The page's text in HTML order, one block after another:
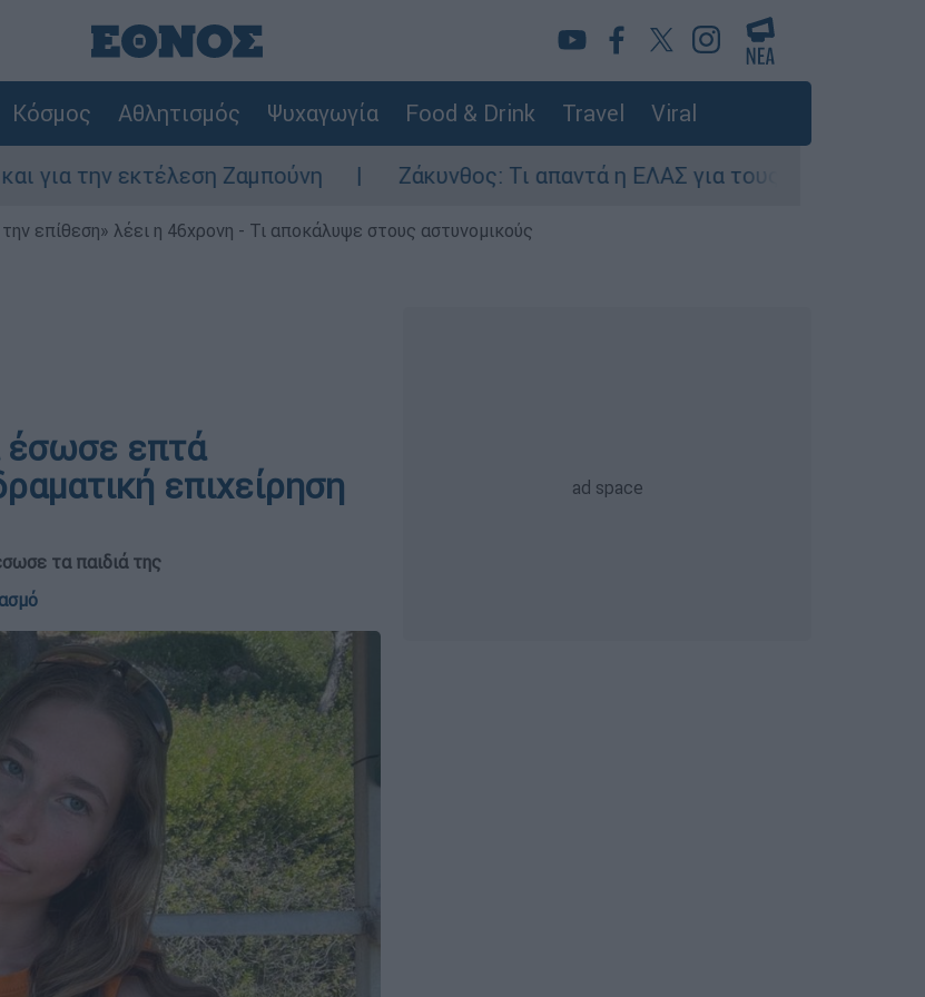
Κόσμος Αθλητισμός Ψυχαγωγία Food & Drink Travel Viral
εκτέλεση Ζαμπούνη Ζάκυνθος: Τι απαντά η ΕΛΑΣ για τους 8 βιασμούς
επίθεση» λέει η 46χρονη - Τι αποκάλυψε στους αστυνομικούς
έσωσε επτά
επιχείρηση
τα παιδιά της